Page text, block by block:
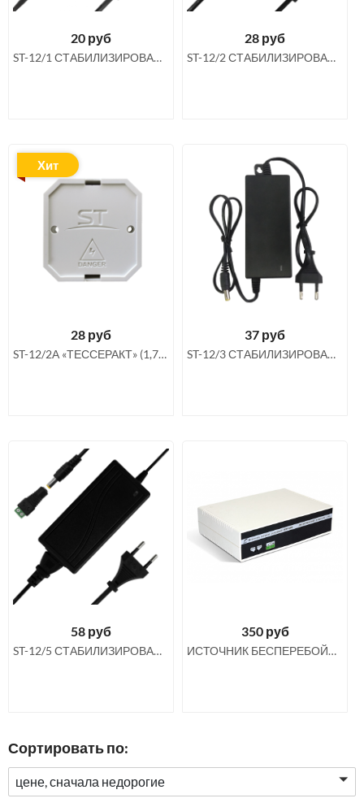
Сортировать по:
цене, сначала недорогие
20 руб
ST-12/1 СТАБИЛИЗИРОВАННЫЙ ИСТОЧНИК ПИТАНИЯ 12В 1А
28 руб
ST-12/2 СТАБИЛИЗИРОВАННЫЙ ИСТОЧНИК ПИТАНИЯ 12В 2А
Хит
28 руб
ST-12/2А «ТЕССЕРАКТ» (1,7А) БЛОК ПИТАНИЯ
37 руб
ST-12/3 СТАБИЛИЗИРОВАННЫЙ ИСТОЧНИК ПИТАНИЯ 12В 3А
58 руб
ST-12/5 СТАБИЛИЗИРОВАННЫЙ ИСТОЧНИК ПИТАНИЯ 12В 5А
350 руб
ИСТОЧНИК БЕСПЕРЕБОЙНОГО ПИТАНИЯ 60В 0.15 А